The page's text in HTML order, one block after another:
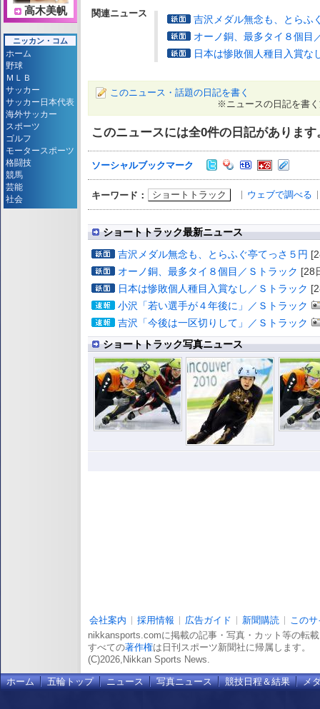
関連ニュース
吉沢メダル無念も、とらふ
オーノ銅、最多タイ８個目
日本は惨敗個人種目入賞な
このニュース・話題の日記を書く
※ニュースの日記を書
このニュースには全0件の日記があります
ソーシャルブックマーク
キーワード： ショートトラック ウェブで調べる
ショートトラック最新ニュース
吉沢メダル無念も、とらふぐ亭てっさ５円
オーノ銅、最多タイ８個目／Ｓトラック [28
日本は惨敗個人種目入賞なし／Ｓトラック
小沢「若い選手が４年後に」／Ｓトラック
吉沢「今後は一区切りして」／Ｓトラック
ショートトラック写真ニュース
高木美帆
ニッカン・コム
ホーム
野球
ＭＬＢ
サッカー
サッカー日本代表
海外サッカー
スポーツ
ゴルフ
モータースポーツ
格闘技
競馬
芸能
社会
会社案内 採用情報 広告ガイド 新聞購読
この
nikkansports.comに掲載の記事・写真・カット等の転
すべての著作権は日刊スポーツ新聞社に帰属します。
(C)2026,Nikkan Sports News.
ホーム 五輪トップ ニュース 写真ニュース 競技日程＆結果 メ